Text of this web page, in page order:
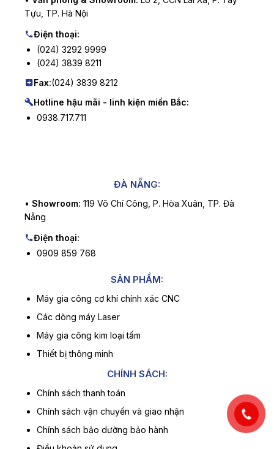
Tựu, TP. Hà Nội
Điện thoại:
(024) 3292 9999
(024) 3839 8211
Fax:(024) 3839 8212
Hotline hậu mãi - linh kiện miền Bắc:
0938.717.711
ĐÀ NẴNG:
• Showroom: 119 Võ Chí Công, P. Hòa Xuân, TP. Đà
Nẵng
Điện thoại:
0909 859 768
SẢN PHẨM:
Máy gia công cơ khí chính xác CNC
Các dòng máy Laser
Máy gia công kim loại tấm
Thiết bị thông minh
CHÍNH SÁCH:
Chính sách thanh toán
Chính sách vận chuyển và giao nhận
Chính sách bảo dưỡng bảo hành